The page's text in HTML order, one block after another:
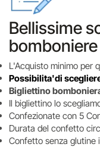
Bellissime
bomboniere
L'Acquisto minimo per
Possibilita'di
Bigliettino
Il bigliettino lo
Confezionate con 5
Durata del confetto
Confetto senza glutine